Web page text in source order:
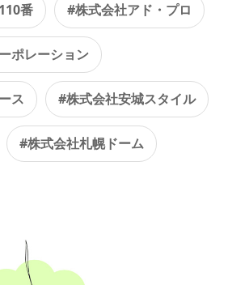
番 #株式会社アド・プロ
ポレーション
ス #株式会社安城スタイル
#株式会社札幌ドーム